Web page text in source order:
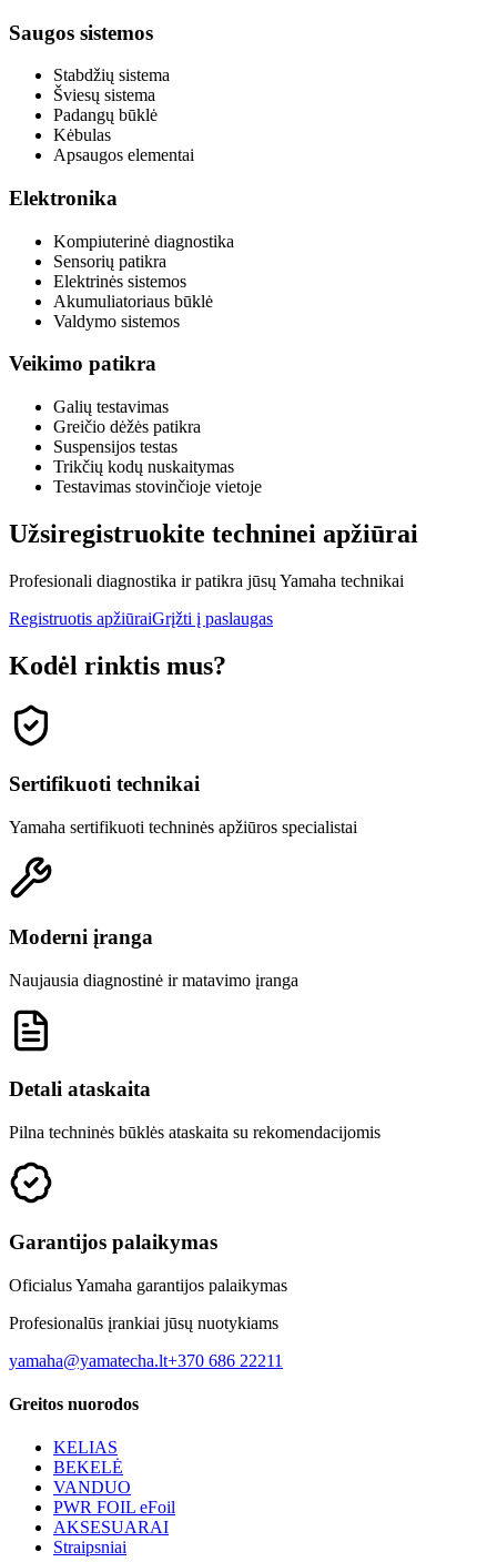
Saugos sistemos
Stabdžių sistema
Šviesų sistema
Padangų būklė
Kėbulas
Apsaugos elementai
Elektronika
Kompiuterinė diagnostika
Sensorių patikra
Elektrinės sistemos
Akumuliatoriaus būklė
Valdymo sistemos
Veikimo patikra
Galių testavimas
Greičio dėžės patikra
Suspensijos testas
Trikčių kodų nuskaitymas
Testavimas stovinčioje vietoje
Užsiregistruokite techninei apžiūrai
Profesionali diagnostika ir patikra jūsų Yamaha technikai
Registruotis apžiūraiGrįžti į paslaugas
Kodėl rinktis mus?
Sertifikuoti technikai
Yamaha sertifikuoti techninės apžiūros specialistai
Moderni įranga
Naujausia diagnostinė ir matavimo įranga
Detali ataskaita
Pilna techninės būklės ataskaita su rekomendacijomis
Garantijos palaikymas
Oficialus Yamaha garantijos palaikymas
Profesionalūs įrankiai jūsų nuotykiams
yamaha@yamatecha.lt+370 686 22211
Greitos nuorodos
KELIAS
BEKELĖ
VANDUO
PWR FOIL eFoil
AKSESUARAI
Straipsniai